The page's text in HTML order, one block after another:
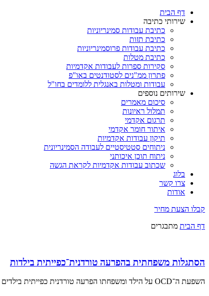
דף הבית
שירותי כתיבה
כתיבת עבודות סמינריוניות
כתיבת תזות
כתיבת עבודות פרוסמינריוניות
כתיבת מטלות
סקירות ספרות לעבודות אקדמיות
פתרון ממ"נים לסטודנטים באו"פ
עבודות ומטלות באנגלית ללומדים בחו"ל
שירותים נוספים
סיכום מאמרים
תמלול ראיונות
תרגום אקדמי
איתור חומר אקדמי
תיקון עבודות אקדמיות
ניתוחים סטטיסטיים לעבודה הסמינריונית
ניתוח תוכן איכותני
שכתוב עבודות אקדמיות לקראת הגשה
בלוג
צרו קשר
אודות
קבלו הצעת מחיר
דף הבית מתבגרים
הסתגלות משפחתית בהפרעה טורדנית־כפייתית בילדות
השפעת ה־OCD על הילד ומשפחתו הפרעה טורדנית כפייתית בילדים ובמתבגרים פוגעת בשיעור של בין אחוז לשלושה אחוזים מהאוכלוסייה, ומהווה גורם משמעותי להפרעה בתפקוד התקין של